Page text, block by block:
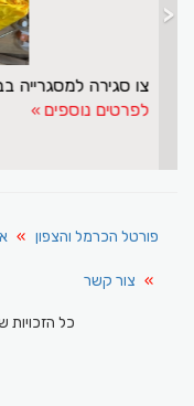
ד"ר ניירוז בדיר במשימה
לפרטים נוספים
<
פורטל הכרמל והצפון
צור קשר
כל הזכויות